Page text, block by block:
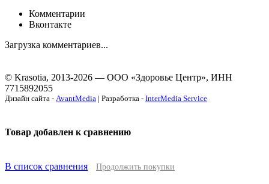
Комментарии
Вконтакте
Загрузка комментариев...
© Krasotia, 2013-2026 — ООО «Здоровье Центр», ИНН
7715892055
Дизайн сайта - AvantMedia | Разработка - InterMedia Service
Товар добавлен к сравнению
В список сравнения Продолжить покупки